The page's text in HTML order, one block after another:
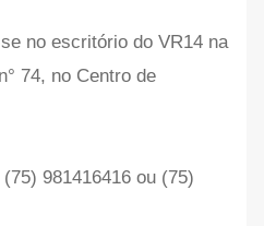
no escritório do VR14 na
74, no Centro de
981416416 ou (75)